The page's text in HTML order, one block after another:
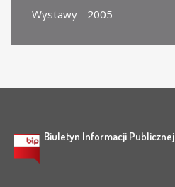
Wystawy - 2005
Biuletyn Informacji Publicznej